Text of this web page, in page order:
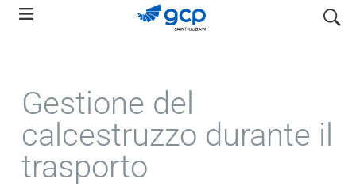
Skip
search
Gestione del
calcestruzzo durante il
trasporto